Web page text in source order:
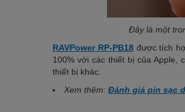
Đây là một
RAVPower RP-PB18được tích
100% với các thiết bị của Apple,
thiết bị khác.
Xem thêm: Đánh giá pin sạc